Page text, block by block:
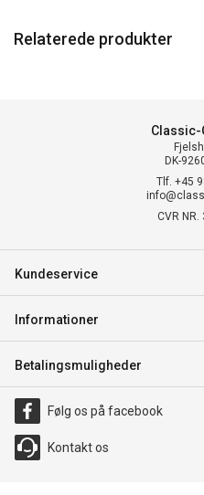
Relaterede produkter
Classic-
DK-
Tlf. +45
CVR
Kundeservice
Informationer
Betalingsmuligheder
Følg os på facebook
Kontakt os